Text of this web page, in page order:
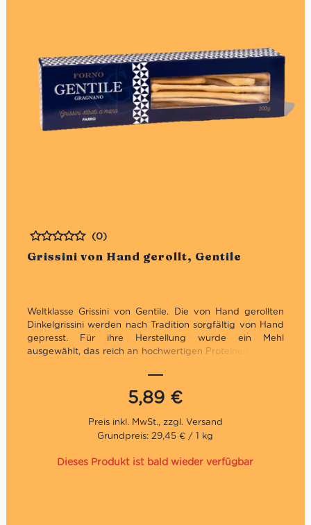
Grissini von Hand gerollt, Gentile
Bewertet
(0)
Weltklasse Grissini von Gentile. Die von Hand gerollten
Dinkelgrissini werden nach Tradition sorgfältig von Hand
gepresst. Für ihre Herstellung wurde ein Mehl
ausgewählt, das reich an hochwertigen Proteinen ist, was
französischen Butter diese knusprigen und krümeligen
Grissini perfekt für einen schnellen Snack oder als
Begleitung zu einer Mahlzeit macht.
Die Grissini von Forno Gentile werden mit ausgewählten
Mehlen und Rohstoffen von ausgezeichneter Qualität
zubereitet, streng von Hand gestreckt und sorgfältig
verpackt, um ihre Knusprigkeit und ihren Geschmack zu
5,89 €
Grundpreis: 29,45 € / 1 kg
Dieses Produkt ist bald wieder verfügbar